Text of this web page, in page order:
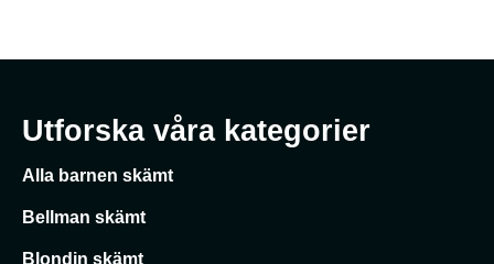
Utforska våra kategorier
Alla barnen skämt
Bellman skämt
Blondin skämt